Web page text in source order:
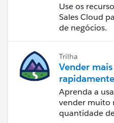
Use os
Sales Cloud
de negócios.
Trilha
Vender mais
Sales Cloud
Aprenda a
vender muito
quantidade